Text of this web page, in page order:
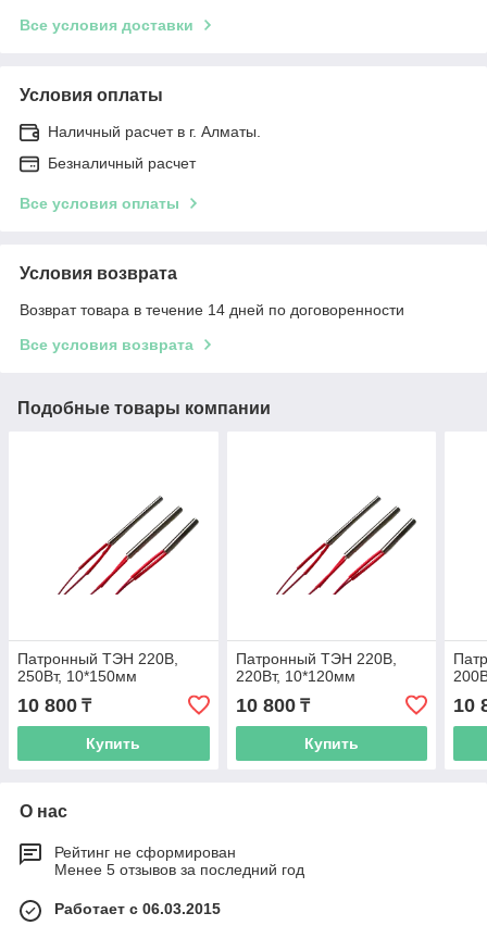
Все условия доставки
Условия оплаты
Наличный расчет в г. Алматы.
Безналичный расчет
Все условия оплаты
Условия возврата
Возврат товара в течение 14 дней по договоренности
Все условия возврата
Подобные товары компании
Патронный ТЭН 220В,
250Вт, 10*150мм
10 800 ₸
Купить
Патронный ТЭН 220В,
220Вт, 10*120мм
10 800₸
Купить
10
О нас
Рейтинг не сформирован
Менее 5 отзывов за последний год
Работает с 06.03.2015